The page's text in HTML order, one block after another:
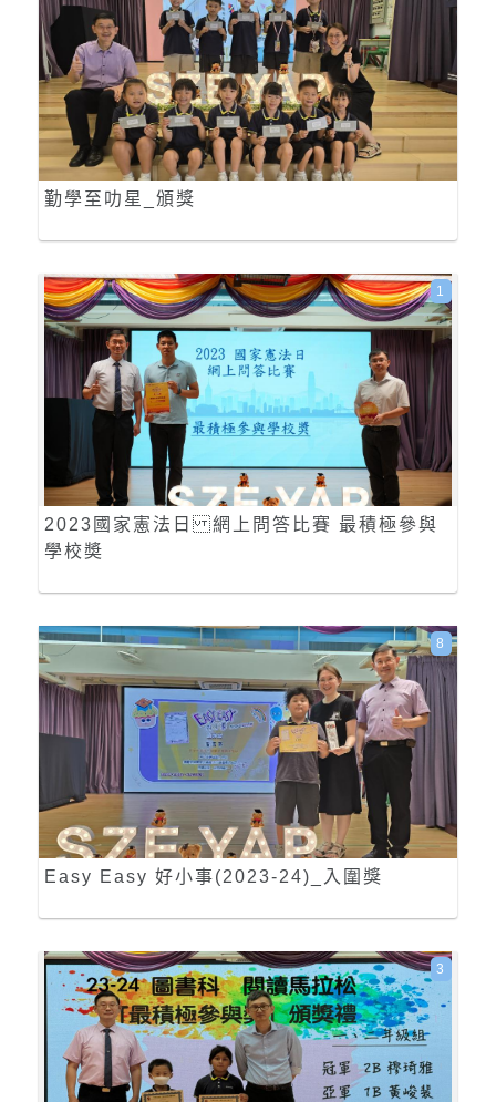
勤學至叻星_頒獎
2023國家憲法日 網上問答比賽 最積極參與
學校奬
1
Easy Easy 好小事(2023-24)_入圍獎
8
3